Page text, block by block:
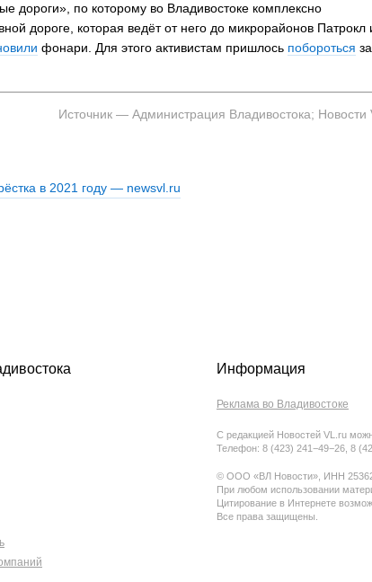
дороги», по которому во Владивостоке комплексно
дороге, которая ведёт от него до микрорайонов Патрокл
фонари. Для этого активистам пришлось побороться за
Источник — Администрация Владивостока; Новости
Информация
Реклама во Владивостоке
С редакцией Новостей VL.ru
Телефон: 8 (423) 241−49−26, 8
© ООО «ВЛ Новости», ИНН
При любом использовании
Цитирование в Интернете
Все права защищены.